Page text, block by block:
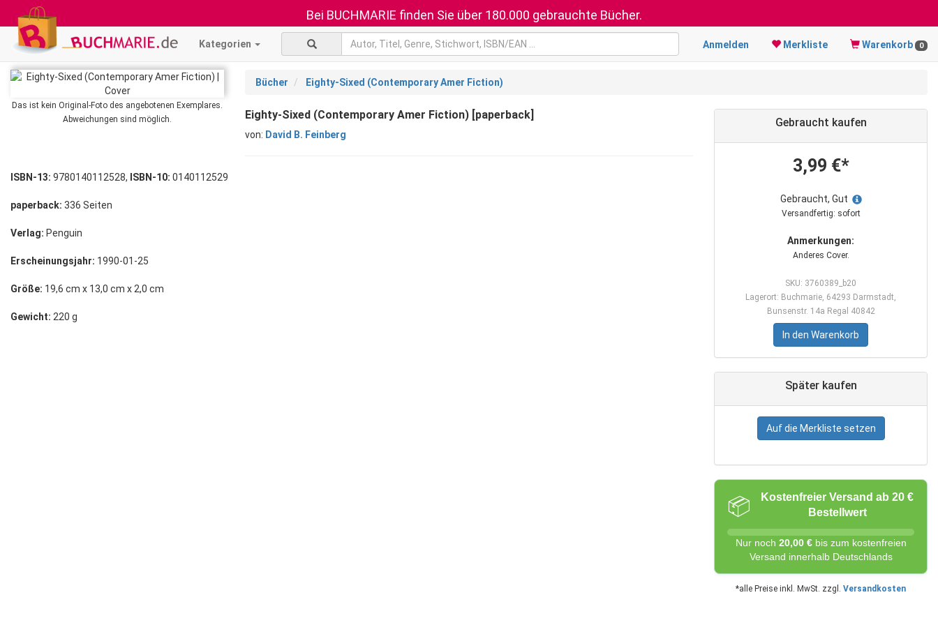
Bei BUCHMARIE finden Sie über 180.000 gebrauchte Bücher.
Kategorien Anmelden Merkliste Warenkorb 0
Das ist kein Original-Foto des angebotenen Exemplares.
Abweichungen sind möglich.
Bücher Eighty-Sixed (Contemporary Amer Fiction)
Eighty-Sixed (Contemporary Amer Fiction) [paperback]
von: David B. Feinberg
Gebraucht kaufen
3,99 €*
Gebraucht, Gut
Versandfertig: sofort
Anmerkungen:
Anderes Cover.
SKU: 3760389_b20
Lagerort: Buchmarie, 64293 Darmstadt,
Bunsenstr. 14a Regal 40842
In den Warenkorb
Später kaufen
Auf die Merkliste setzen
📦
Kostenfreier Versand ab 20 €
Bestellwert
Nur noch 20,00 €bis zum kostenfreien
Versand innerhalb Deutschlands
*alle Preise inkl. MwSt. zzgl. Versandkosten
ISBN-13: 9780140112528, ISBN-10: 0140112529
paperback: 336 Seiten
Verlag: Penguin
Erscheinungsjahr: 1990-01-25
Größe: 19,6 cm x 13,0 cm x 2,0 cm
Gewicht: 220 g